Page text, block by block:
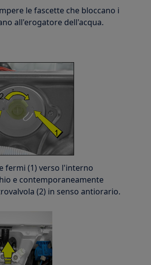
le fascette che bloccano i
all'erogatore dell'acqua.
fermi (1) verso l'interno
e contemporaneamente
(2) in senso antiorario.